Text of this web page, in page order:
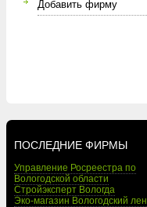
Добавить фирму
ПОСЛЕДНИЕ ФИРМЫ
Управление Росреестра по
Вологодской области
Стройэксперт Вологда
Эко-магазин Вологодский лен